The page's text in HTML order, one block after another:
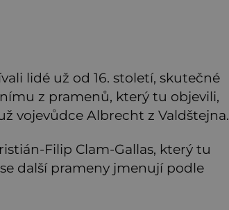
lidé už od 16. století, skutečné
z pramenů, který tu objevili,
vojevůdce Albrecht z Valdštejna.
Filip Clam-Gallas, který tu
další prameny jmenují podle